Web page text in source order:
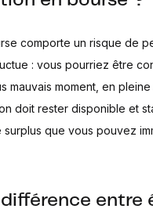
comporte un risque de
: vous pourriez être
mauvais moment, en
doit rester disponible et
que vous pouvez
entre